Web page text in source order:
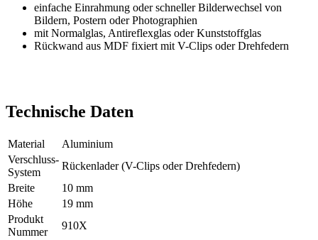
einfache Einrahmung oder schneller Bilderwechsel von
Bildern, Postern oder Photographien
mit Normalglas, Antireflexglas oder Kunststoffglas
Rückwand aus MDF fixiert mit V-Clips oder Drehfedern
Technische Daten
Material
Aluminium
Verschluss-
System
Rückenlader (V-Clips oder Drehfedern)
Breite
10 mm
Höhe
19 mm
Produkt
Nummer
910X